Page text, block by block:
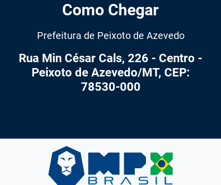
Como Chegar
Prefeitura de Peixoto de Azevedo
Rua Min César Cals, 226 - Centro -
Peixoto de Azevedo/MT, CEP:
78530-000